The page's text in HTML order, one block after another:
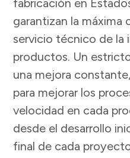
fabricación en
garantizan la máxima
servicio técnico de la
productos. Un
una mejora
para mejorar los
velocidad en cada
desde el desarrollo
final de cada